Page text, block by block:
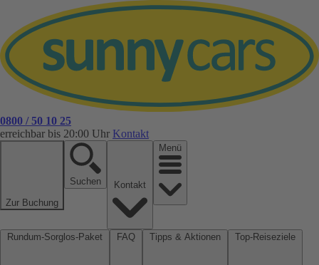
0800 / 50 10 25
erreichbar bis 20:00 Uhr Kontakt
Zur Buchung
Suchen
Menü